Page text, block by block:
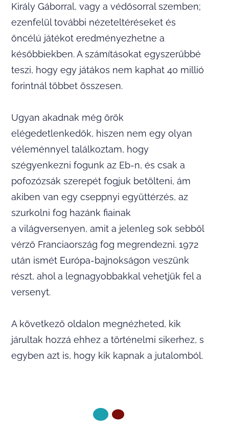
Király Gáborral, vagy a védősorral szemben;
ezenfelül további nézeteltéréseket és
öncélú játékot eredményezhetne a
későbbiekben. A számításokat egyszerűbbé
teszi, hogy egy játákos nem kaphat 40 millió
forintnál többet összesen.
Ugyan akadnak még örök
elégedetlenkedők, hiszen nem egy olyan
véleménnyel találkoztam, hogy
szégyenkezni fogunk az Eb-n, és csak a
pofozózsák szerepét fogjuk betölteni, ám
akiben van egy cseppnyi együttérzés, az
szurkolni fog hazánk fiainak
a világversenyen, amit a jelenleg sok sebből
vérző Franciaország fog megrendezni. 1972
után ismét Európa-bajnokságon veszünk
részt, ahol a legnagyobbakkal vehetjük fel a
versenyt.
A következő oldalon megnézheted, kik
járultak hozzá ehhez a történelmi sikerhez, s
egyben azt is, hogy kik kapnak a jutalomból.